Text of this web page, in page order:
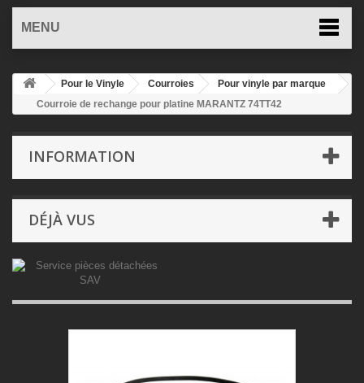
MENU
Pour le Vinyle Courroies
Pour vinyle par marque
Courroie de rechange pour platine MARANTZ 74TT42
INFORMATION
DÉJÀ VUS